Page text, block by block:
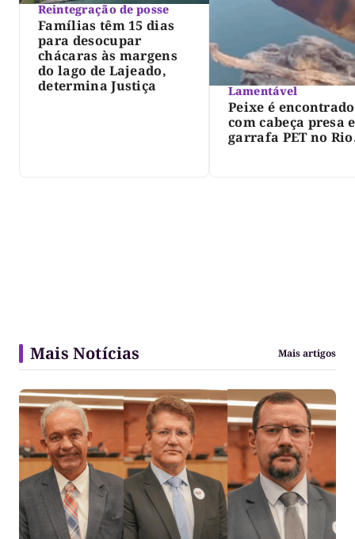
Reintegração de posse
Famílias têm 15 dias
para desocupar
chácaras às margens
do lago de Lajeado,
determina Justiça
Lamentável
Peixe é encontrado
com cabeça presa
garrafa PET no Rio
Mais Notícias Mais artigos